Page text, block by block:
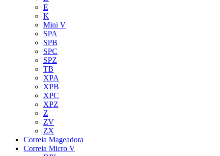
E
K
Mini V
SPA
SPB
SPC
SPZ
TB
XPA
XPB
XPC
XPZ
Z
ZV
ZX
Correia Mageadora
Correia Micro V